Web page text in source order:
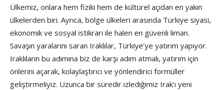
Ülkemiz, onlara hem fiziki hem de kültürel açıdan en yakın
ülkelerden biri. Ayrıca, bölge ülkeleri arasında Türkiye siyasi,
ekonomik ve sosyal istikrarı ile halen en güvenli liman.
Savaşın yaralarını saran Iraklılar, Türkiye’ye yatırım yapıyor.
Iraklıların bu adımına biz de karşı adım atmalı, yatırım için
önlerini açarak, kolaylaştırıcı ve yönlendirici formüller
geliştirmeliyiz. Uzunca bir süredir izlediğimiz Irak’ı yeni